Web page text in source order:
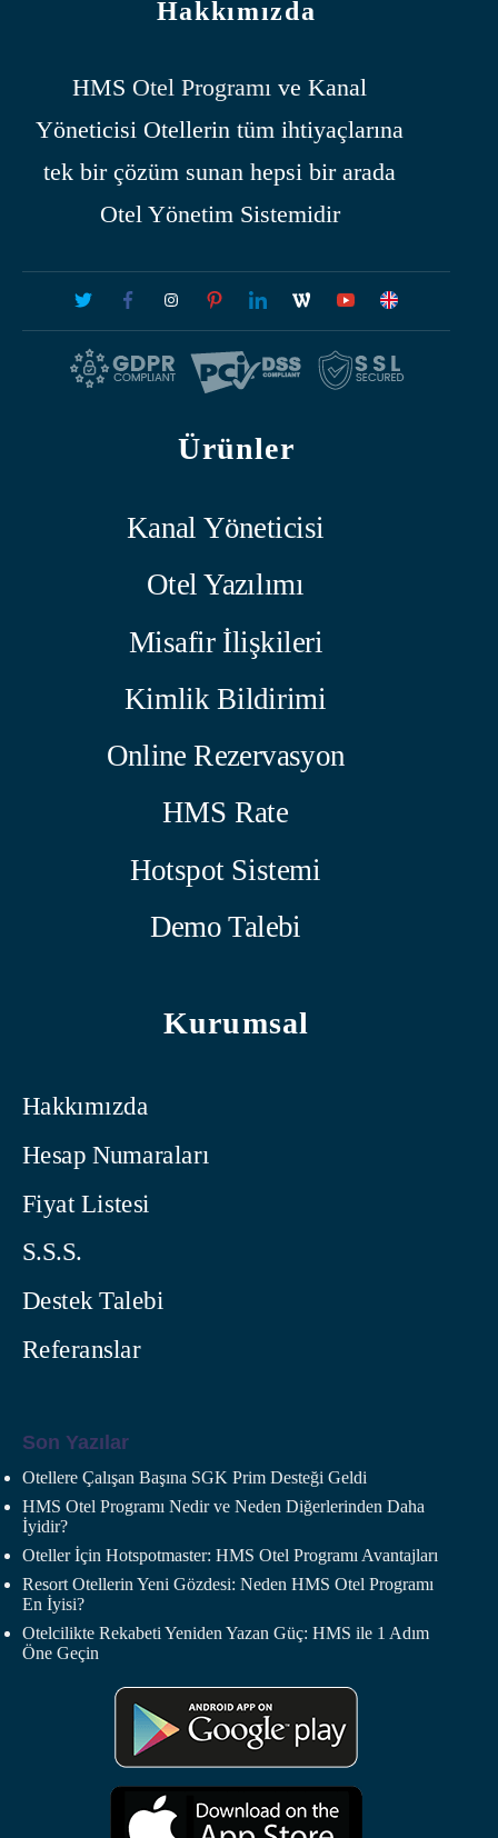
Hakkımızda
HMS Otel Programı ve Kanal
Yöneticisi Otellerin tüm ihtiyaçlarına
tek bir çözüm sunan hepsi bir arada
Otel Yönetim Sistemidir
Ürünler
Kanal Yöneticisi
Otel Yazılımı
Misafir İlişkileri
Kimlik Bildirimi
Online Rezervasyon
HMS Rate
Hotspot Sistemi
Demo Talebi
Kurumsal
Hakkımızda
Hesap Numaraları
Fiyat Listesi
S.S.S.
Destek Talebi
Referanslar
Son Yazılar
Otellere Çalışan Başına SGK Prim Desteği Geldi
HMS Otel Programı Nedir ve Neden Diğerlerinden Daha
İyidir?
Oteller İçin Hotspotmaster: HMS Otel Programı Avantajları
Resort Otellerin Yeni Gözdesi: Neden HMS Otel Programı
En İyisi?
Otelcilikte Rekabeti Yeniden Yazan Güç: HMS ile 1 Adım
Öne Geçin